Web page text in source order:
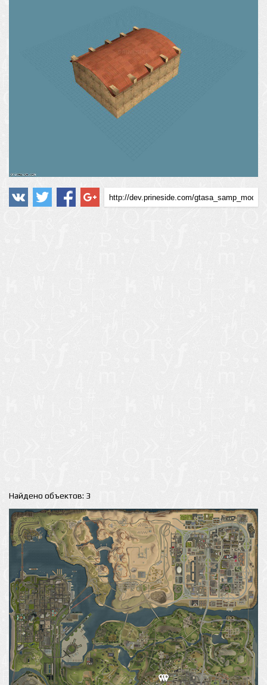
Найдено объектов: 3